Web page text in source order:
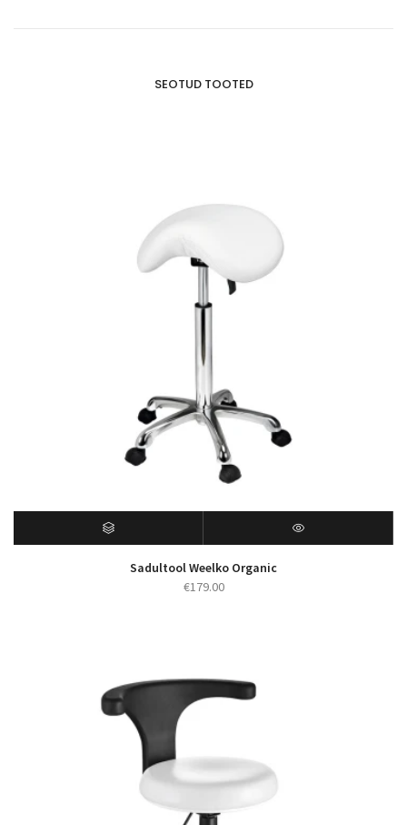
SEOTUD TOOTED
Sadultool Weelko Organic
€179.00